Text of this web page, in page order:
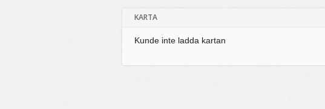
KARTA
Kunde inte ladda kartan